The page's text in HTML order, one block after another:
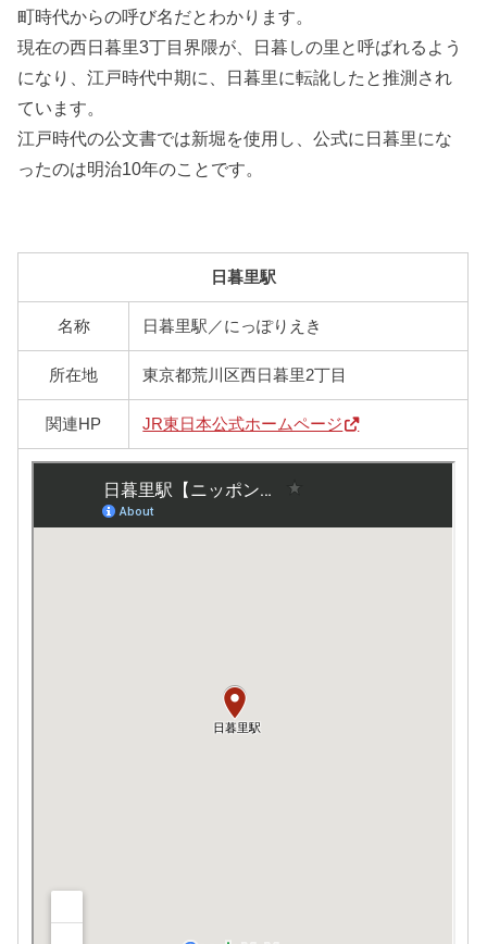
町時代からの呼び名だとわかります。
現在の西日暮里3丁目界隈が、日暮しの里と呼ばれるよう
になり、江戸時代中期に、日暮里に転訛したと推測され
ています。
江戸時代の公文書では新堀を使用し、公式に日暮里にな
ったのは明治10年のことです。
日暮里駅
名称 日暮里駅／にっぽりえき
所在地 東京都荒川区西日暮里2丁目
関連HP JR東日本公式ホームページ